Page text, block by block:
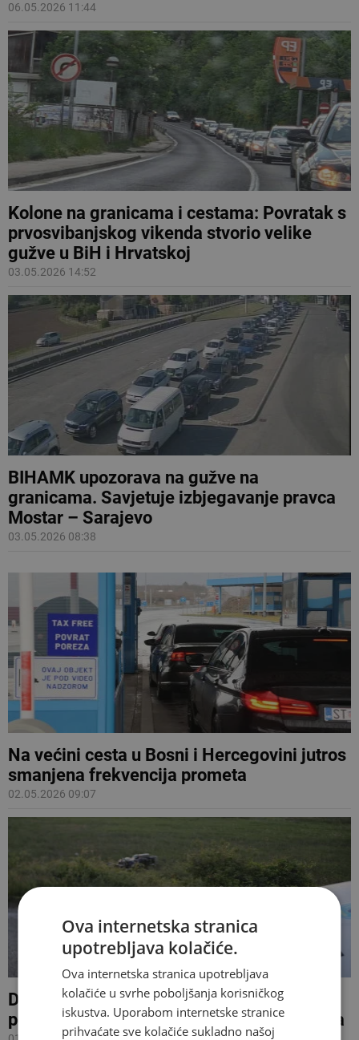
06.05.2026 11:44
Kolone na granicama i cestama: Povratak s
prvosvibanjskog vikenda stvorio velike
gužve u BiH i Hrvatskoj
03.05.2026 14:52
BIHAMK upozorava na gužve na
granicama. Savjetuje izbjegavanje pravca
Mostar – Sarajevo
03.05.2026 08:38
Na većini cesta u Bosni i Hercegovini jutros
smanjena frekvencija prometa
02.05.2026 09:07
Detalji tragedije kod Mostara: Na mjestu
poginuo motociklist, suvozačica ozlijeđena
Ova internetska stranica
upotrebljava kolačiće.
Ova internetska stranica upotrebljava
kolačiće u svrhe poboljšanja korisničkog
iskustva. Uporabom internetske stranice
prihvaćate sve kolačiće sukladno našoj